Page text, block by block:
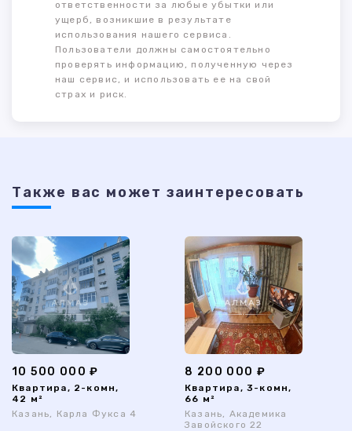
ответственности за любые убытки или
ущерб, возникшие в результате
использования нашего сервиса.
Пользователи должны самостоятельно
проверять информацию, полученную через
наш сервис, и использовать ее на свой
страх и риск.
Также ваc может заинтересовать
10 500 000 ₽
Квартира, 2-комн,
42 м²
Казань, Карла Фукса 4
8 200 000 ₽
Квартира, 3-комн,
66 м²
Казань, Академика
Завойского 22